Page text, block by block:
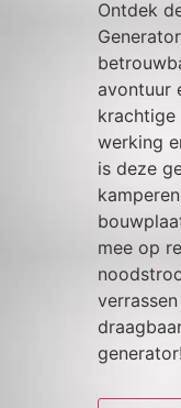
Ontdek
avontuur
werking
is deze
mee op
generator!